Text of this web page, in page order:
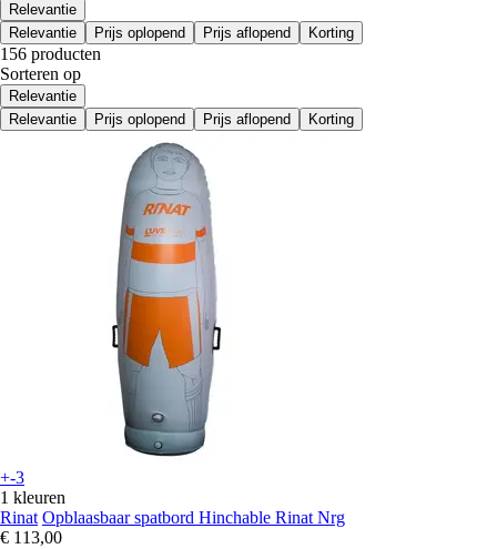
Relevantie
Relevantie
Prijs oplopend Prijs aflopend Korting
156 producten
Sorteren op
Relevantie
Relevantie
Prijs oplopend Prijs aflopend Korting
+-3
1 kleuren
Rinat Opblaasbaar spatbord Hinchable Rinat Nrg
€ 113,00